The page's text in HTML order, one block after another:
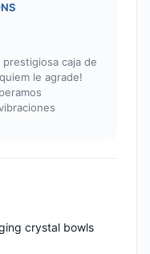
caja de
le agrade!
crystal bowls